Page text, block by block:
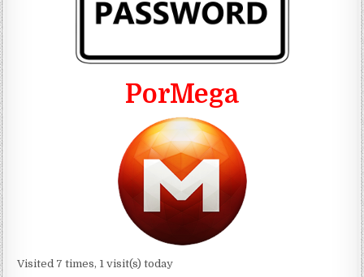
PorMega
Visited 7 times, 1 visit(s) today